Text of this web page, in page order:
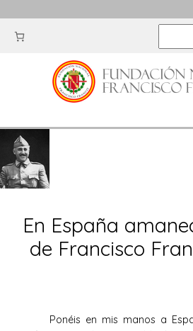
al
contenido
e
r
c
En España
de Francisco
Ponéis en mis manos a